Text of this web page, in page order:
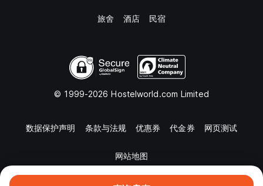
旅舍 酒店 民宿
© 1999-2026 Hostelworld.com Limited
数据保护声明 条款与法规 优惠券 代金券 网页测试
网站地图